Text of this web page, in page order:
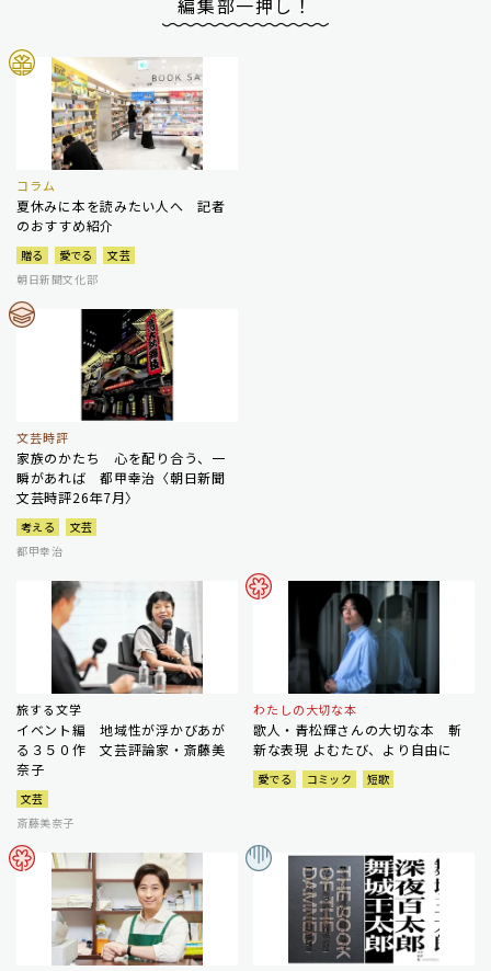
編集部一押し！
コラム
夏休みに本を読みたい人へ 記者
のおすすめ紹介
贈る 愛でる
文芸
朝日新聞文化部
文芸時評
家族のかたち 心を配り合う、一
瞬があれば 都甲幸治〈朝日新聞
文芸時評26年7月〉
考える
文芸
都甲幸治
旅する文学
イベント編 地域性が浮かびあが
る３５０作 文芸評論家・斎藤美
奈子
文芸
斎藤美奈子
わたしの大切な本
歌人・青松輝さんの大切な本 斬
新な表現 よむたび、より自由に
愛でる コミック 短歌